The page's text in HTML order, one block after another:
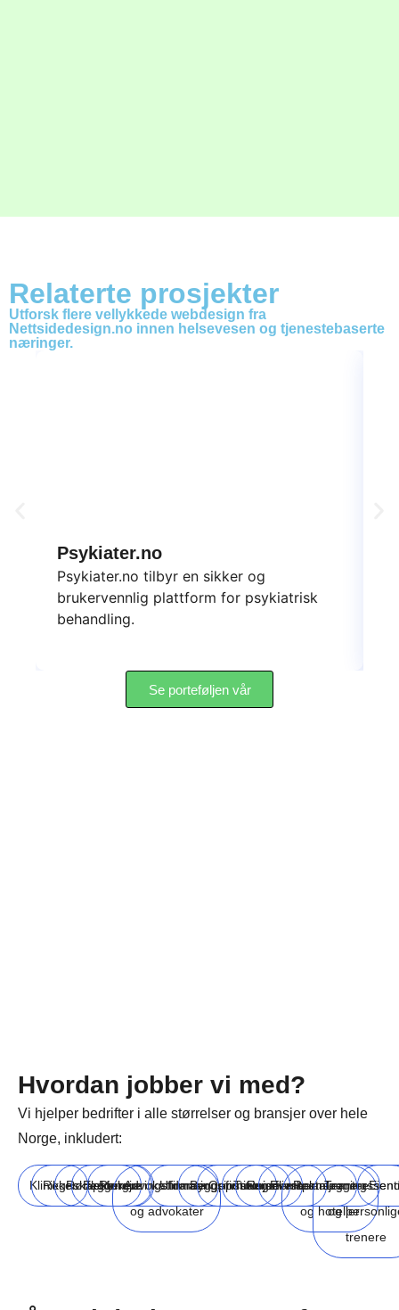
Relaterte prosjekter
Utforsk flere vellykkede webdesign fra
Nettsidedesign.no innen helsevesen og tjenestebaserte
næringer.
Psykiater.no
Psykiater.no tilbyr en sikker og
brukervennlig plattform for psykiatrisk
behandling.
Se porteføljen vår
Hvordan jobber vi med?
Vi hjelper bedrifter i alle størrelser og bransjer over hele
Norge, inkludert:
Klinikker
Regnskapsførere
Rørleggere
Elektrikere
Rengjøringsfirmaer
Advokatfirmaer
og advokater
Utdanningsinstitusjoner
Byggefirmaer
Oppussingsfirmaer
Turisme
Reiselivsbransjen
Eventplanleggere
Restauranter
og hoteller
og
trenere